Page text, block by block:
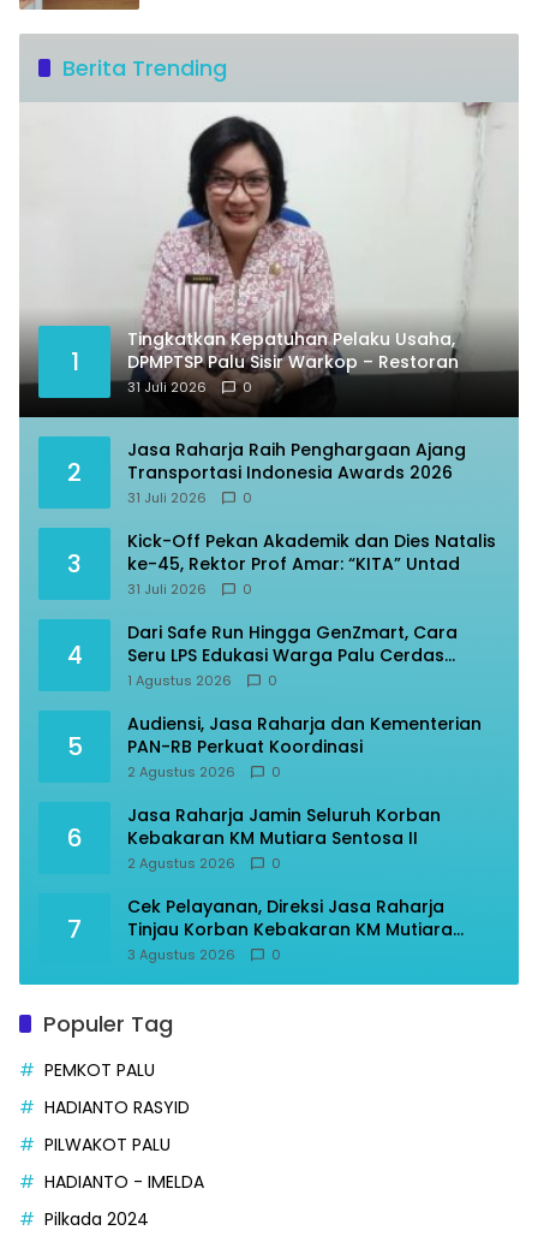
Berita Trending
1
Tingkatkan Kepatuhan Pelaku Usaha,
DPMPTSP Palu Sisir Warkop – Restoran
31 Juli 2026 0
2
Jasa Raharja Raih Penghargaan Ajang
Transportasi Indonesia Awards 2026
31 Juli 2026 0
3
Kick-Off Pekan Akademik dan Dies Natalis
ke-45, Rektor Prof Amar: “KITA” Untad
31 Juli 2026 0
4
Dari Safe Run Hingga GenZmart, Cara
Seru LPS Edukasi Warga Palu Cerdas
Finansial
1 Agustus 2026 0
5
Audiensi, Jasa Raharja dan Kementerian
PAN-RB Perkuat Koordinasi
2 Agustus 2026 0
6
Jasa Raharja Jamin Seluruh Korban
Kebakaran KM Mutiara Sentosa II
2 Agustus 2026 0
7
Cek Pelayanan, Direksi Jasa Raharja
Tinjau Korban Kebakaran KM Mutiara
Sentosa II
3 Agustus 2026 0
Populer Tag
PEMKOT PALU
HADIANTO RASYID
PILWAKOT PALU
HADIANTO - IMELDA
Pilkada 2024